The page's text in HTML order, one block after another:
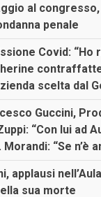
al
penale
Covid:
scelta dal
Guccini,
“Con lui ad
“Se n’è
applausi
sua morte